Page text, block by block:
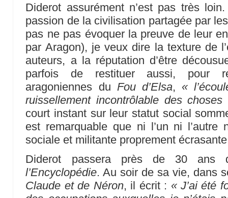
Diderot assurément n’est pas très
passion de la civilisation partagée par
pas ne pas évoquer la preuve de leur
par Aragon), je veux dire la texture de
auteurs, a la réputation d’être
parfois de restituer aussi, pour
aragoniennes du Fou d’Elsa, «
ruissellement incontrôlable des choses
court instant sur leur statut social
est remarquable que ni l’un ni l’autre
sociale et militante proprement
Diderot passera près de 30 ans
l’Encyclopédie. Au soir de sa vie, dans
Claude et de Néron, il écrit : « J’ai été